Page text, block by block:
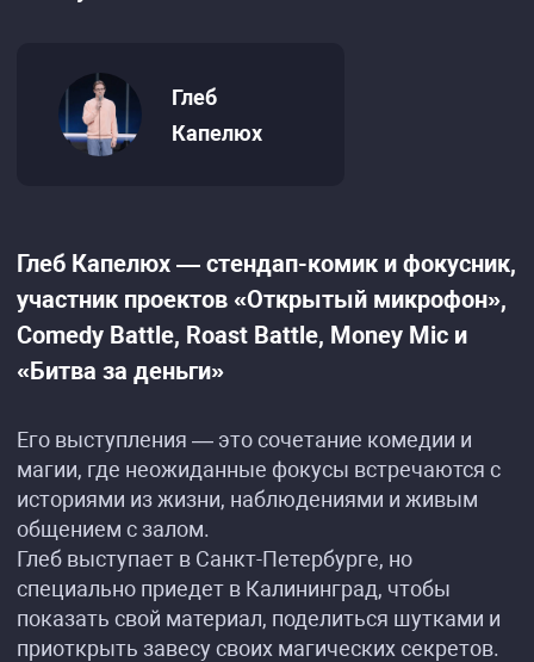
Глеб
Капелюх
Глеб Капелюх — стендап-комик и фокусник,
участник проектов «Открытый микрофон»,
Comedy Battle, Roast Battle, Money Mic и
«Битва за деньги»
Его выступления — это сочетание комедии и
магии, где неожиданные фокусы встречаются с
историями из жизни, наблюдениями и живым
общением с залом.
Глеб выступает в Санкт-Петербурге, но
специально приедет в Калининград, чтобы
показать свой материал, поделиться шутками и
приоткрыть завесу своих магических секретов.